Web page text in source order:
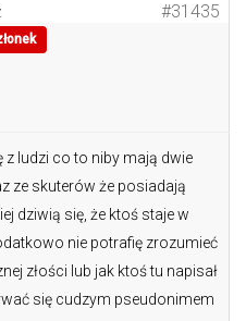
#31435
z ludzi co to niby mają dwie
ze skuterów że posiadają
dziwią się, że ktoś staje w
nie potrafię zrozumieć
złości lub jak ktoś tu napisał
się cudzym pseudonimem